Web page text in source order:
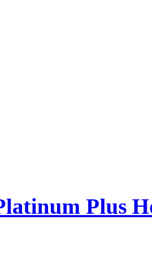
Plus